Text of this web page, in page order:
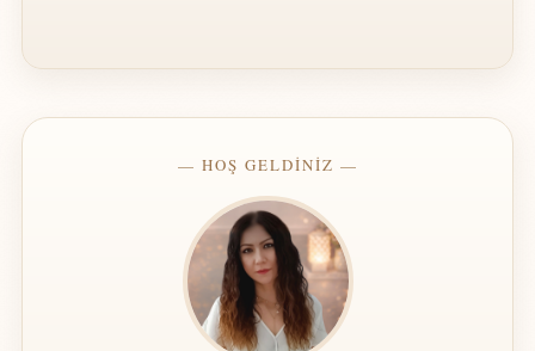
— HOŞ GELDİNİZ —